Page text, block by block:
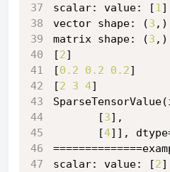
scalar: value: [1 ]
vector shape: (3
matrix shape: (3
[2]
[0.2 0.2 0.2]
[2 3 4]
       [
3],
       [
4]],
scalar: value: [2]